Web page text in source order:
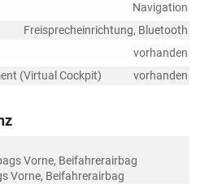
Navigation
Freisprecheinrichtung, Bluetooth
vorhanden
(Virtual Cockpit)
vorhanden
Vorne, Beifahrerairbag
Vorne, Beifahrerairbag